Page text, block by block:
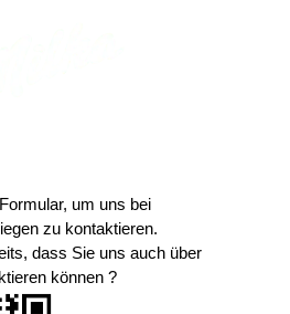
um uns bei
zu kontaktieren.
dass Sie uns auch über
können ?